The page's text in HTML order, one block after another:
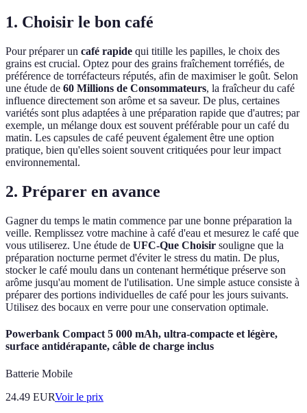
1. Choisir le bon café
Pour préparer un café rapide qui titille les papilles, le choix des
grains est crucial. Optez pour des grains fraîchement torréfiés, de
préférence de torréfacteurs réputés, afin de maximiser le goût. Selon
une étude de 60 Millions de Consommateurs, la fraîcheur du café
influence directement son arôme et sa saveur. De plus, certaines
variétés sont plus adaptées à une préparation rapide que d'autres; par
exemple, un mélange doux est souvent préférable pour un café du
matin. Les capsules de café peuvent également être une option
pratique, bien qu'elles soient souvent critiquées pour leur impact
environnemental.
2. Préparer en avance
Gagner du temps le matin commence par une bonne préparation la
veille. Remplissez votre machine à café d'eau et mesurez le café que
vous utiliserez. Une étude de UFC-Que Choisir souligne que la
préparation nocturne permet d'éviter le stress du matin. De plus,
stocker le café moulu dans un contenant hermétique préserve son
arôme jusqu'au moment de l'utilisation. Une simple astuce consiste à
préparer des portions individuelles de café pour les jours suivants.
Utilisez des bocaux en verre pour une conservation optimale.
Powerbank Compact 5 000 mAh, ultra-compacte et légère,
surface antidérapante, câble de charge inclus
Batterie Mobile
24.49 EURVoir le prix